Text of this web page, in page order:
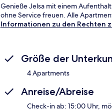
Genieße Jelsa mit einem
ohne Service freuen. Alle
Informationen zu den Rechten
Größe der
4 Apartments
Anreise/Abreise
Check-in ab: 15:00 Uhr,